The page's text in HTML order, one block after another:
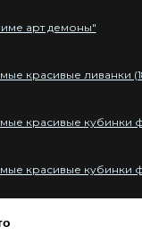
арт демоны"
красивые ливанки
красивые кубинки
красивые кубинки